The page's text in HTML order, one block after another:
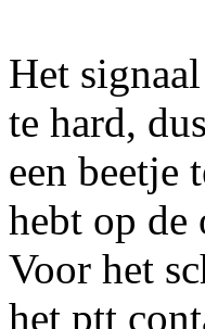
Het
te hard,
een beetje
hebt op de
Voor het
het ptt